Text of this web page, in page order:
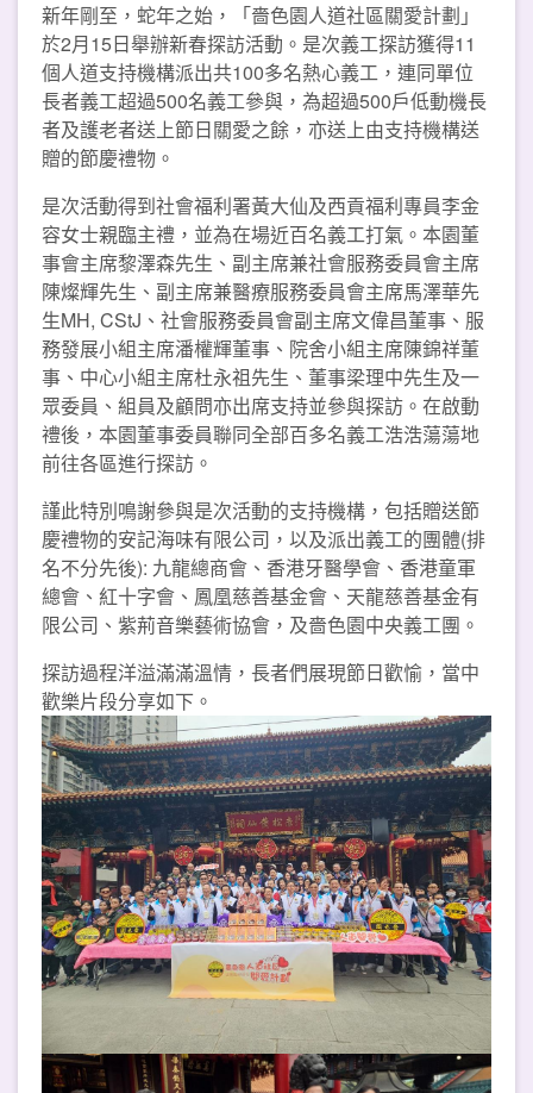
新年剛至，蛇年之始，「嗇色園人道社區關愛計劃」
於2月15日舉辦新春探訪活動。是次義工探訪獲得11
個人道支持機構派出共100多名熱心義工，連同單位
長者義工超過500名義工參與，為超過500戶低動機長
者及護老者送上節日關愛之餘，亦送上由支持機構送
贈的節慶禮物。
是次活動得到社會福利署黃大仙及西貢福利專員李金
容女士親臨主禮，並為在場近百名義工打氣。本園董
事會主席黎澤森先生、副主席兼社會服務委員會主席
陳燦輝先生、副主席兼醫療服務委員會主席馬澤華先
生MH, CStJ、社會服務委員會副主席文偉昌董事、服
務發展小組主席潘權輝董事、院舍小組主席陳錦祥董
事、中心小組主席杜永祖先生、董事梁理中先生及一
眾委員、組員及顧問亦出席支持並參與探訪。在啟動
禮後，本園董事委員聯同全部百多名義工浩浩蕩蕩地
前往各區進行探訪。
謹此特別鳴謝參與是次活動的支持機構，包括贈送節
慶禮物的安記海味有限公司，以及派出義工的團體(排
名不分先後): 九龍總商會、香港牙醫學會、香港童軍
總會、紅十字會、鳳凰慈善基金會、天龍慈善基金有
限公司、紫荊音樂藝術協會，及嗇色園中央義工團。
探訪過程洋溢滿滿溫情，長者們展現節日歡愉，當中
歡樂片段分享如下。